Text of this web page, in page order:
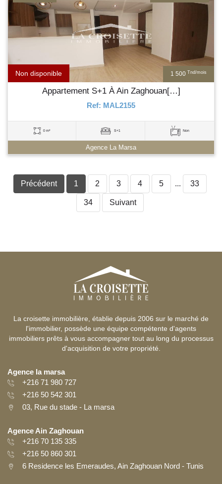
1 500 Tnd/mois
Non disponible
Appartement S+1 À Ain Zaghouan[…]
Ref: MAL2155
0 m² S+1 Non
Agence La Marsa
Précédent 1 2 3 4 5 ... 33
34 Suivant
La croisette immobilière, établie depuis 2006 sur le marché de
l'immobilier, possède une équipe compétente d'agents
immobiliers prêts à vous accompagner tout au long du processus
d'acquisition de votre propriété.
Agence la marsa
+216 71 980 727
+216 50 542 301
03, Rue du stade - La marsa
Agence Ain Zaghouan
+216 70 135 335
+216 50 860 301
6 Residence les Emeraudes, Ain Zaghouan Nord - Tunis